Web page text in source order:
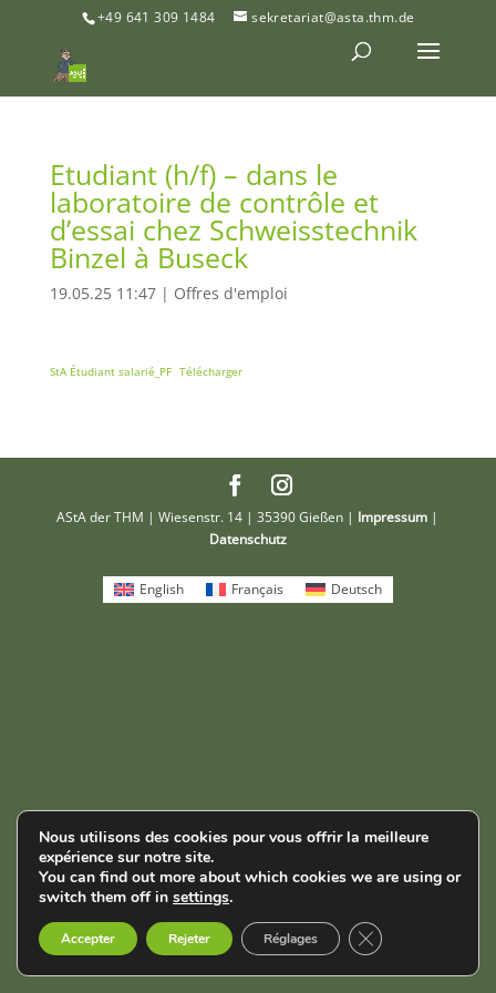
+49 641 309 1484 sekretariat@asta.thm.de
Etudiant (h/f) – dans le
laboratoire de contrôle et
d’essai chez Schweisstechnik
Binzel à Buseck
19.05.25 11:47| Offres d'emploi
StA Étudiant salarié_PF Télécharger
AStA der THM | Wiesenstr. 14 | 35390 Gießen | Impressum |
Datenschutz
Nous utilisons des cookies pour vous offrir la meilleure
expérience sur notre site.
You can find out more about which cookies we are using or
switch them off in settings.
Accepter Rejeter Réglages Fermer la
English Français Deutsch